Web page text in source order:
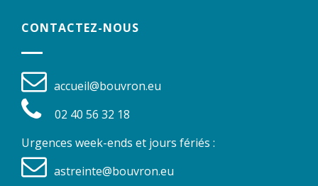
CONTACTEZ-NOUS
accueil@bouvron.eu
02 40 56 32 18
Urgences week-ends et jours fériés :
astreinte@bouvron.eu